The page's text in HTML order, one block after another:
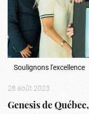
Soulignons l'excellence
28 août 2023
Genesis de